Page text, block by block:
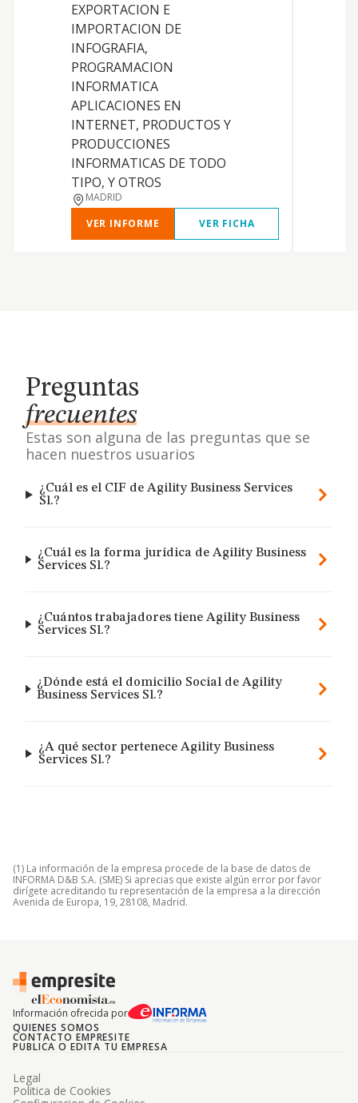
EXPORTACION E
IMPORTACION DE
INFOGRAFIA,
PROGRAMACION
INFORMATICA
APLICACIONES EN
INTERNET, PRODUCTOS Y
PRODUCCIONES
INFORMATICAS DE TODO
TIPO, Y OTROS
MADRID
VER INFORME
VER FICHA
Preguntas
frecuentes
Estas son alguna de las preguntas que se
hacen nuestros usuarios
¿Cuál es el CIF de Agility Business Services
Sl.?
¿Cuál es la forma jurídica de Agility Business
Services Sl.?
¿Cuántos trabajadores tiene Agility Business
Services Sl.?
¿Dónde está el domicilio Social de Agility
Business Services Sl.?
¿A qué sector pertenece Agility Business
Services Sl.?
(1) La información de la empresa procede de la base de datos de
INFORMA D&B S.A. (SME) Si aprecias que existe algún error por favor
dirígete acreditando tu representación de la empresa a la dirección
Avenida de Europa, 19, 28108, Madrid.
Información ofrecida por
QUIENES SOMOS
CONTACTO EMPRESITE
PUBLICA O EDITA TU EMPRESA
Legal
Politica de Cookies